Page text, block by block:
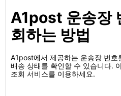
A1post 운송장
회하는 방법
A1post에서 제공하는 운송장 번
배송 상태를 확인할 수 있습니다.
조회 서비스를 이용하세요.